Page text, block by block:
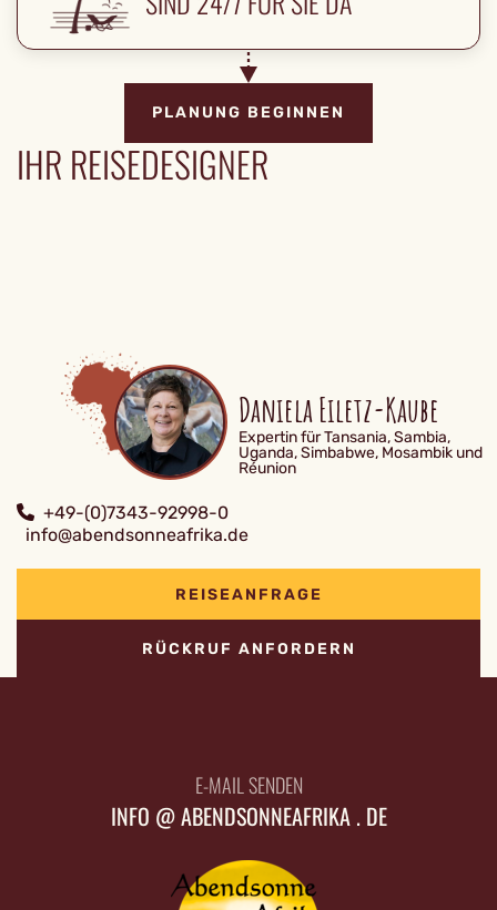
PLANUNG BEGINNEN
IHR REISEDESIGNER
Daniela Eiletz-Kaube
Expertin für Tansania, Sambia,
Uganda, Simbabwe, Mosambik und
Réunion
+49-(0)7343-92998-0
info@abendsonneafrika.de
REISEANFRAGE
RÜCKRUF ANFORDERN
E-MAIL SENDEN
INFO @ ABENDSONNEAFRIKA . DE